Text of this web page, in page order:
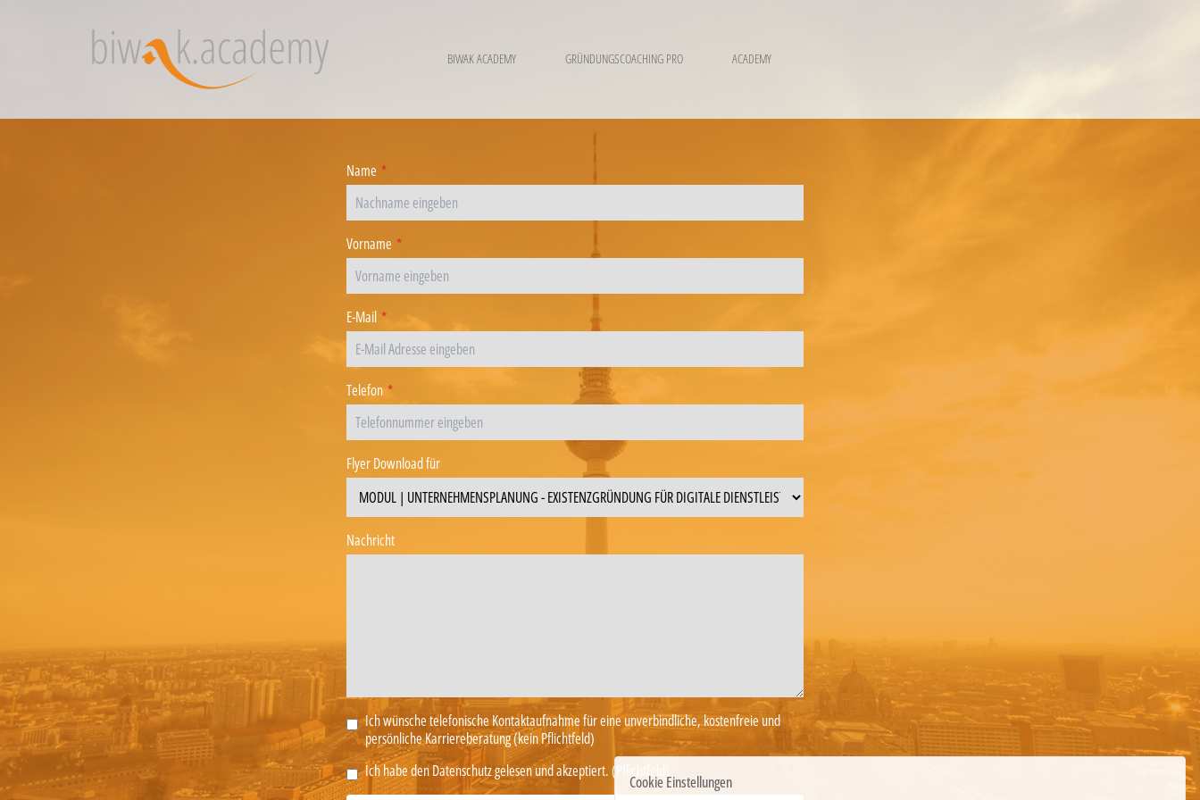
BIWAK ACADEMY GRÜNDUNGSCOACHING PRO ACADEMY
Name *
Vorname *
E-Mail *
Telefon *
Flyer Download für
Nachricht
Ich wünsche telefonische Kontaktaufnahme für eine unverbindliche, kostenfreie und
persönliche Karriereberatung (kein Pflichtfeld)
Ich habe den Datenschutz gelesen und akzeptiert. (Pflichtfeld)
Cookie Einstellungen